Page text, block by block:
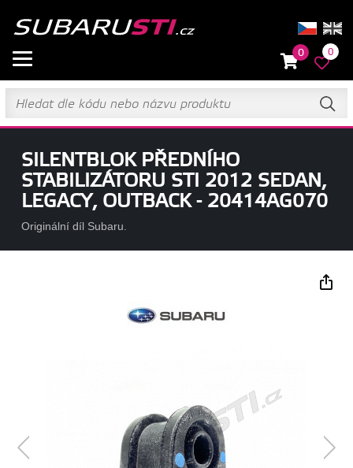
0 0
SILENTBLOK PŘEDNÍHO
STABILIZÁTORU STI 2012 SEDAN,
LEGACY, OUTBACK - 20414AG070
Originální díl Subaru.